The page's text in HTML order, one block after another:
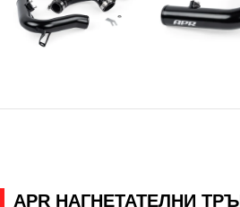
APR НАГНЕТАТЕЛНИ